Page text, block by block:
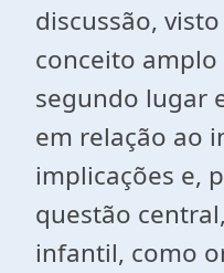
discussão,
conceito
segundo lugar
em relação ao
implicações e,
questão
infantil, como